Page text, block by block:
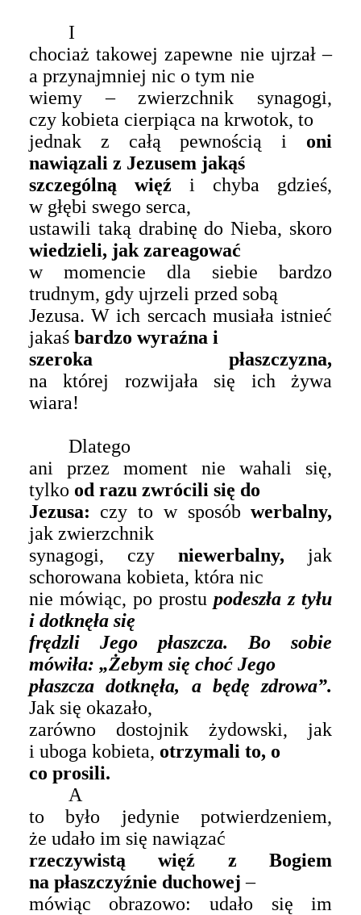
I
chociaż takowej zapewne nie ujrzał –
a przynajmniej nic o tym nie
wiemy – zwierzchnik synagogi,
czy kobieta cierpiąca na krwotok, to
jednak z całą pewnością i oni
nawiązali z Jezusem jakąś
szczególną więź i chyba gdzieś,
w głębi swego serca,
ustawili taką drabinę do Nieba, skoro
wiedzieli, jak zareagować
w momencie dla siebie bardzo
trudnym, gdy ujrzeli przed sobą
Jezusa. W ich sercach musiała istnieć
jakaśbardzo wyraźna i
szeroka płaszczyzna,
na której rozwijała się ich żywa
wiara!
Dlatego
ani przez moment nie wahali się,
tylko od razu zwrócili się do
Jezusa: czy to w sposóbwerbalny,
jak zwierzchnik
synagogi, czyniewerbalny, jak
schorowana kobieta, która nic
nie mówiąc, po prostupodeszła z tyłu
i dotknęła się
frędzli Jego płaszcza. Bo sobie
mówiła: „Żebym się choć Jego
płaszcza dotknęła, a będę zdrowa”.
Jak się okazało,
zarówno dostojnik żydowski, jak
i uboga kobieta, otrzymali to, o
co prosili.
A
to było jedynie potwierdzeniem,
że udało im się nawiązać
rzeczywistą więź z Bogiem
na płaszczyźnie duchowej –
mówiąc obrazowo: udało się im